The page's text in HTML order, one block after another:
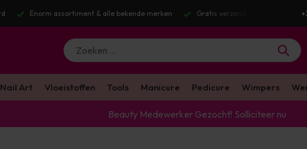
Gratis verzending v.a. €100 excl. BTW Voor 16:00 besteld? Dezelfde werkdag
Nail Art Vloeistoffen Tools Manicure Pedicure Wimpers
Beauty Medewerker Gezocht! Solliciteer nu